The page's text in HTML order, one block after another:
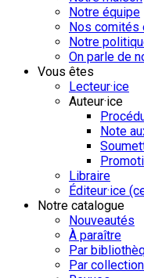
Notre équipe
Nos comités
Notre
On parle de
Vous êtes
Lecteur·ice
Auteur·ice
Note
Libraire
Éditeur·ice
Notre catalogue
Nouveautés
À paraître
Par
Par